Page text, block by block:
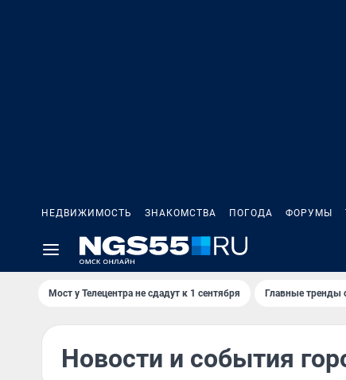
НЕДВИЖИМОСТЬ ЗНАКОМСТВА ПОГОДА ФОРУМЫ
Мост у Телецентра не сдадут к 1 сентября Главные тренды
Новости и события